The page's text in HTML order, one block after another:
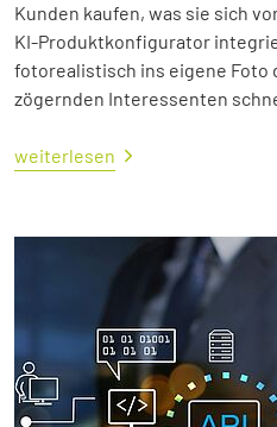
Kunden kaufen, was sie sich
KI-Produktkonfigurator
fotorealistisch ins eigene Foto
zögernden Interessenten
weiterlesen